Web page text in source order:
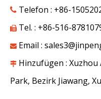
 Telefon : +86-
 Tel. : +86-516-
 Email :
 Hinzufügen :
Park, Bezirk Jiawang,